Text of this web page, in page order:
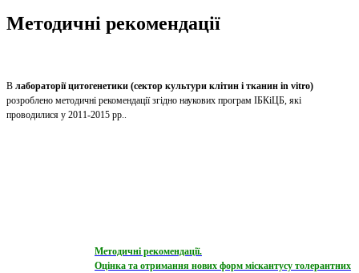
Методичні рекомендації
В лабораторії цитогенетики (сектор культури клітин і тканин in vitro)
розроблено методичні рекомендації згідно наукових програм ІБКіЦБ, які
проводилися у 2011-2015 рр..
Методичні рекомендації.
Оцінка та отримання нових форм міскантусу толерантних